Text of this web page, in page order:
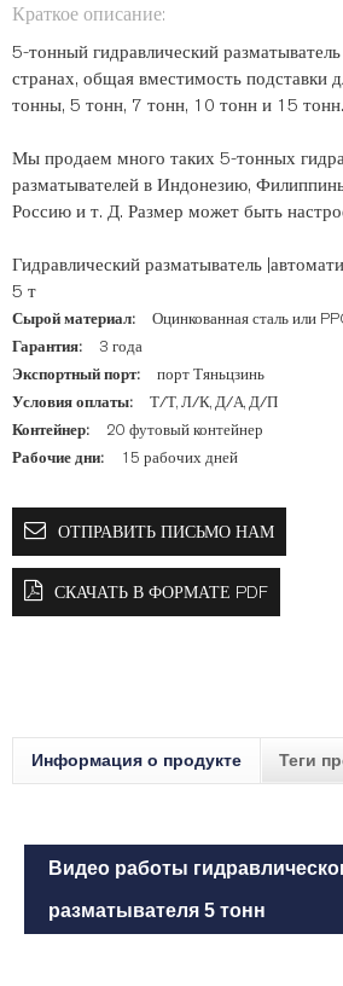
Краткое описание:
5-тонный гидравлический
странах, общая вместимость подставки
тонны, 5 тонн, 7 тонн, 10 тонн и 15 тонн.
Мы продаем много таких 5-тонных
разматывателей в Индонезию,
Россию и т. Д. Размер может быть
Гидравлический разматыватель
5 т
Сырой материал:
Оцинкованная сталь или
Гарантия:
3 года
Экспортный порт:
порт Тяньцзинь
Условия оплаты:
Т/Т, Л/К, Д/А, Д/П
Контейнер:
20 футовый контейнер
Рабочие дни:
15 рабочих дней
ОТПРАВИТЬ ПИСЬМО НАМ
СКАЧАТЬ В ФОРМАТЕ PDF
Информация о продукте Теги
Видео работы
разматывателя 5 тонн